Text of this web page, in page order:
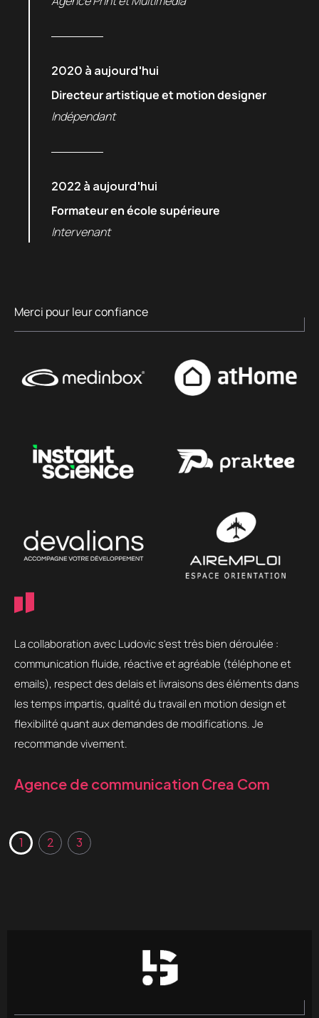
2020 à aujourd'hui
Directeur artistique et motion designer
Indépendant
2022 à aujourd'hui
Formateur en école supérieure
Intervenant
Merci pour leur confiance
La collaboration avec Ludovic s'est très bien déroulée :
communication fluide, réactive et agréable (téléphone et
emails), respect des delais et livraisons des éléments dans
les temps impartis, qualité du travail en motion design et
flexibilité quant aux demandes de modifications. Je
recommande vivement.
Agence de communication Crea Com